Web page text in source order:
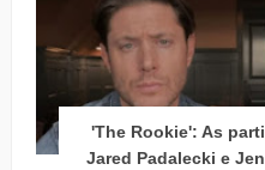
'The Rookie': As
Jared Padalecki e